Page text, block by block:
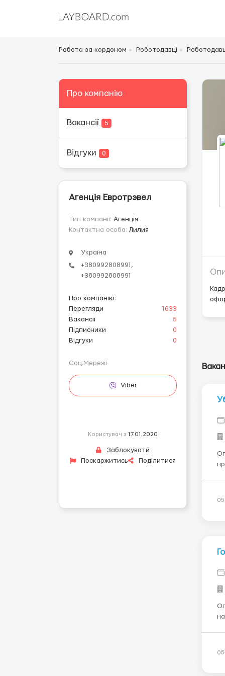
Робота за кордоном Роботодавці
Про компанію
Вакансії 5
Відгуки 0
Агенція Евротрэвел
Тип компанії: Агенція
Контактна особа: Лилия
Україна
+380992808991,
+380992808991
Про компанію:
Перегляди
1633
Вакансії
5
Підписники
0
Відгуки
0
Соц.Мережі
Viber
Користувач з 17.01.2020
Заблокувати
Поскаржитись
Поділитися
на